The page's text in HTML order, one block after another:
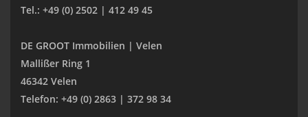
Tel.: +49 (0) 2502 | 412 49 45
DE GROOT Immobilien | Velen
Mallißer Ring 1
46342 Velen
Telefon: +49 (0) 2863 | 372 98 34